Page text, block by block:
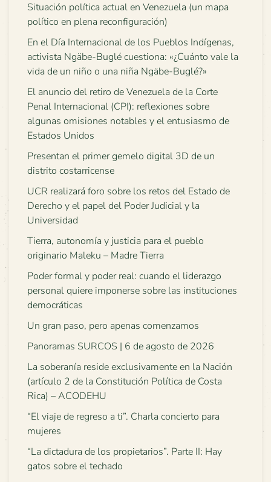
Situación política actual en Venezuela (un mapa
político en plena reconfiguración)
En el Día Internacional de los Pueblos Indígenas,
activista Ngäbe-Buglé cuestiona: «¿Cuánto vale la
vida de un niño o una niña Ngäbe-Buglé?»
El anuncio del retiro de Venezuela de la Corte
Penal Internacional (CPI): reflexiones sobre
algunas omisiones notables y el entusiasmo de
Estados Unidos
Presentan el primer gemelo digital 3D de un
distrito costarricense
UCR realizará foro sobre los retos del Estado de
Derecho y el papel del Poder Judicial y la
Universidad
Tierra, autonomía y justicia para el pueblo
originario Maleku – Madre Tierra
Poder formal y poder real: cuando el liderazgo
personal quiere imponerse sobre las instituciones
democráticas
Un gran paso, pero apenas comenzamos
Panoramas SURCOS | 6 de agosto de 2026
La soberanía reside exclusivamente en la Nación
(artículo 2 de la Constitución Política de Costa
Rica) – ACODEHU
“El viaje de regreso a ti”. Charla concierto para
mujeres
“La dictadura de los propietarios”. Parte II: Hay
gatos sobre el techado